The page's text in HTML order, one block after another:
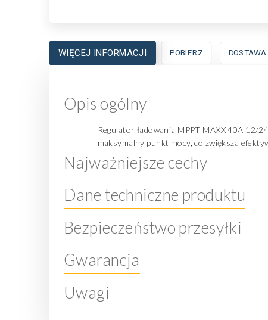
WIĘCEJ INFORMACJI POBIERZ DOSTAWA
Opis ogólny
Regulator ładowania MPPT MAXX 40A 12/
maksymalny punkt mocy, co zwiększa
Najważniejsze cechy
Dane techniczne produktu
Bezpieczeństwo przesyłki
Gwarancja
Uwagi